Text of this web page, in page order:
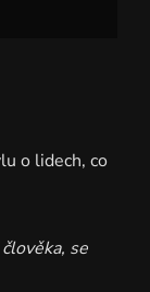
o lidech, co
se